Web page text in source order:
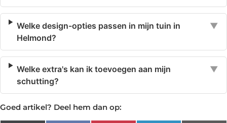
Welke design-opties passen in mijn tuin in
Helmond?
▼
Welke extra's kan ik toevoegen aan mijn
schutting?
▼
Goed artikel? Deel hem dan op: